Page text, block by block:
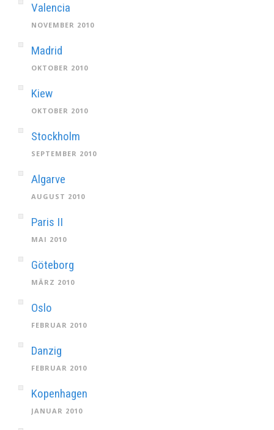
Valencia
NOVEMBER 2010
Madrid
OKTOBER 2010
Kiew
OKTOBER 2010
Stockholm
SEPTEMBER 2010
Algarve
AUGUST 2010
Paris II
MAI 2010
Göteborg
MÄRZ 2010
Oslo
FEBRUAR 2010
Danzig
FEBRUAR 2010
Kopenhagen
JANUAR 2010